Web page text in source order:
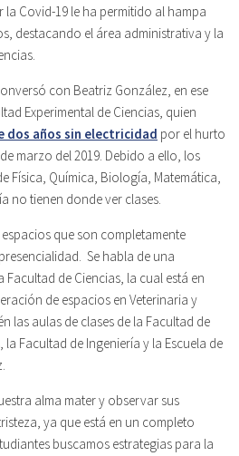
Covid-19 le ha permitido al hampa
destacando el área administrativa y la
con Beatriz González, en ese
Experimental de Ciencias, quien
dos años sin electricidad por el hurto
marzo del 2019. Debido a ello, los
Física, Química, Biología, Matemática,
no tienen donde ver clases.
que son completamente
Se habla de una
de Ciencias, la cual está en
de espacios en Veterinaria y
las aulas de clases de la Facultad de
Facultad de Ingeniería y la Escuela de
alma mater y observar sus
ya que está en un completo
buscamos estrategias para la